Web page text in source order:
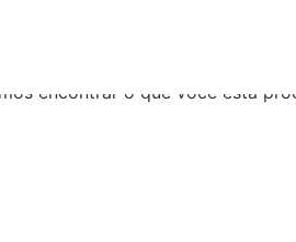
encontrar o que você está